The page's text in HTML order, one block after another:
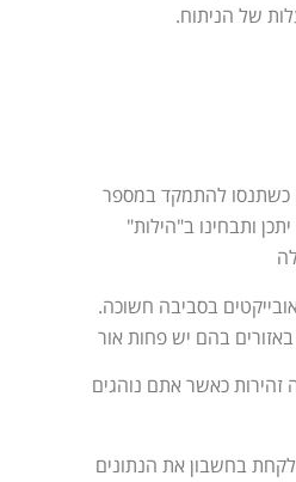
של הניתוח.
כשתנסו להתמקד במספר
יתכן ותבחינו ב"הילות"
אובייקטים בסביבה חשוכה.
בהם יש פחות אור
זהירות כאשר אתם נוהגים
בחשבון את הנתונים